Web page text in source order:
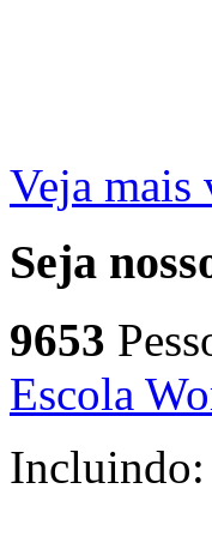
Veja
Seja
9653
Escola
Incluindo: